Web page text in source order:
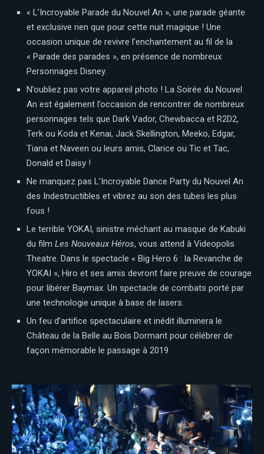
« L’Incroyable Parade du Nouvel An », une parade géante
et exclusive rien que pour cette nuit magique ! Une
occasion unique de revivre l’enchantement au fil de la
« Parade des parades », en présence de nombreux
Personnages Disney.
N’oubliez pas votre appareil photo ! La Soirée du Nouvel
An est également l’occasion de rencontrer de nombreux
personnages tels que Dark Vador, Chewbacca et R2D2,
Terk ou Koda et Kenai, Jack Skellington, Meeko, Edgar,
Tiana et Naveen ou leurs amis, Clarice ou Tic et Tac,
Donald et Daisy !
Ne manquez pas L’Incroyable Dance Party du Nouvel An
des Indestructibles et vibrez au son des tubes les plus
fous !
Le terrible YOKAI, sinistre méchant au masque de Kabuki
du film Les Nouveaux Héros, vous attend à Videopolis
Theatre. Dans le spectacle « Big Hero 6 : la Revanche de
YOKAI », Hiro et ses amis devront faire preuve de courage
pour libérer Baymax. Un spectacle de combats porté par
une technologie unique à base de lasers.
Un feu d’artifice spectaculaire et inédit illuminera le
Château de la Belle au Bois Dormant pour célébrer de
façon mémorable le passage à 2019